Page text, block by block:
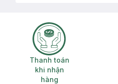
Thanh toán khi
Thanh toán
khi nhận
hàng